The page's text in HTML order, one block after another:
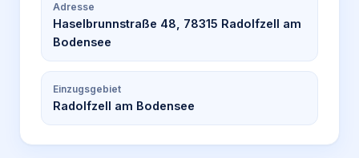
Adresse
Haselbrunnstraße 48, 78315 Radolfzell am
Bodensee
Einzugsgebiet
Radolfzell am Bodensee